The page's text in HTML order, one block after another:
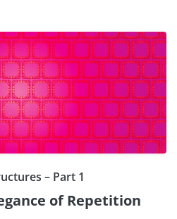
– Part 1
of Repetition